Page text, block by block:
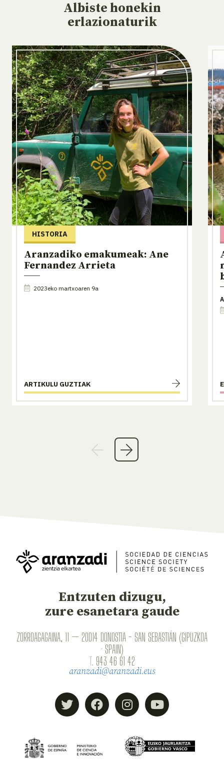
Albiste honekin
erlazionaturik
HISTORIA
Aranzadiko emakumeak: Ane
Fernandez Arrieta
2023eko martxoaren 9a
ARTIKULU GUZTIAK
Entzuten dizugu,
zure esanetara gaude
ZORROAGAGAINA, 11 — 20014 DONOSTIA - SAN SEBASTIÁN (GIPUZKOA
· SPAIN)
T. 943 46 61 42
aranzadi@aranzadi.eus